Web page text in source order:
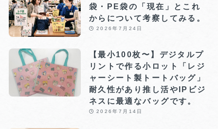
袋・PE袋の「現在」とこれ
からについて考察してみる。
2026年7月24日
【最小100枚〜】デジタルプ
リントで作る小ロット「レジ
ャーシート製トートバッグ」
耐久性があり推し活やIPビジ
ネスに最適なバッグです。
2026年7月14日